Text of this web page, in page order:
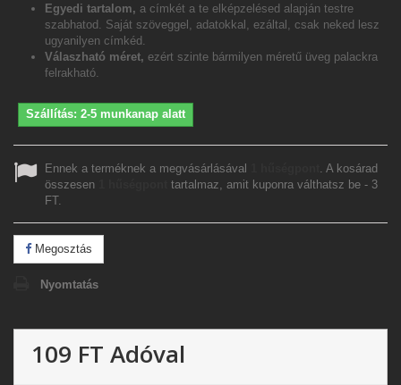
Egyedi tartalom, a címkét a te elképzelésed alapján testre
szabhatod. Saját szöveggel, adatokkal, ezáltal, csak neked lesz
ugyanilyen címkéd.
Válaszható méret, ezért szinte bármilyen méretű üveg palackra
felrakható.
Szállítás: 2-5 munkanap alatt
Ennek a terméknek a megvásárlásával
. A kosárad
összesen
tartalmaz, amit kuponra válthatsz be - 3
FT.
Megosztás
Nyomtatás
109 FT Adóval